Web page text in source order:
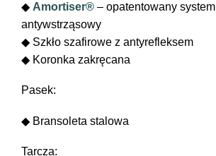
◆ Amortiser® – opatentowany system
antywstrząsowy
◆ Szkło szafirowe z antyrefleksem
◆ Koronka zakręcana
Pasek:
◆ Bransoleta stalowa
Tarcza: